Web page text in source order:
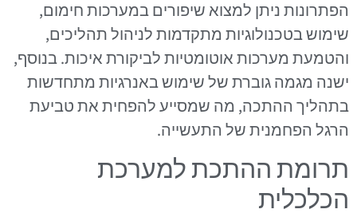
הפתרונות ניתן למצוא שיפורים במערכות חימום,
שימוש בטכנולוגיות מתקדמות לניהול תהליכים,
והטמעת מערכות אוטומטיות לביקורת איכות. בנוסף,
ישנה מגמה גוברת של שימוש באנרגיות מתחדשות
בתהליך ההתכה, מה שמסייע להפחית את טביעת
הרגל הפחמנית של התעשייה.
תרומת ההתכת למערכת
הכלכלית